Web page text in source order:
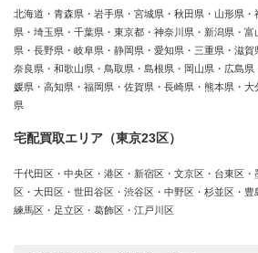
北海道・青森県・岩手県・宮城県・秋田県・山形県
県・埼玉県・千葉県・東京都・神奈川県・新潟県・
県・長野県・岐阜県・静岡県・愛知県・三重県・滋賀
奈良県・和歌山県・鳥取県・島根県・岡山県・広島
媛県・高知県・福岡県・佐賀県・長崎県・熊本県・
県
宅配買取エリア（東京23区）
千代田区・中央区・港区・新宿区・文京区・台東区
区・大田区・世田谷区・渋谷区・中野区・杉並区・豊
練馬区・足立区・葛飾区・江戸川区